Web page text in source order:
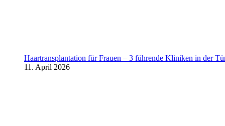
Haartransplantation für Frauen – 3 führende Kliniken in der
11. April 2026